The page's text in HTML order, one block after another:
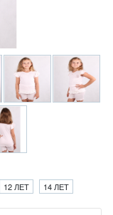
12 ЛЕТ 14 ЛЕТ